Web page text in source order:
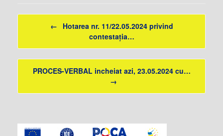
Post navigation
←
Hotarea nr. 11/22.05.2024 privind
contestația…
PROCES-VERBAL incheiat azi, 23.05.2024 cu…
→